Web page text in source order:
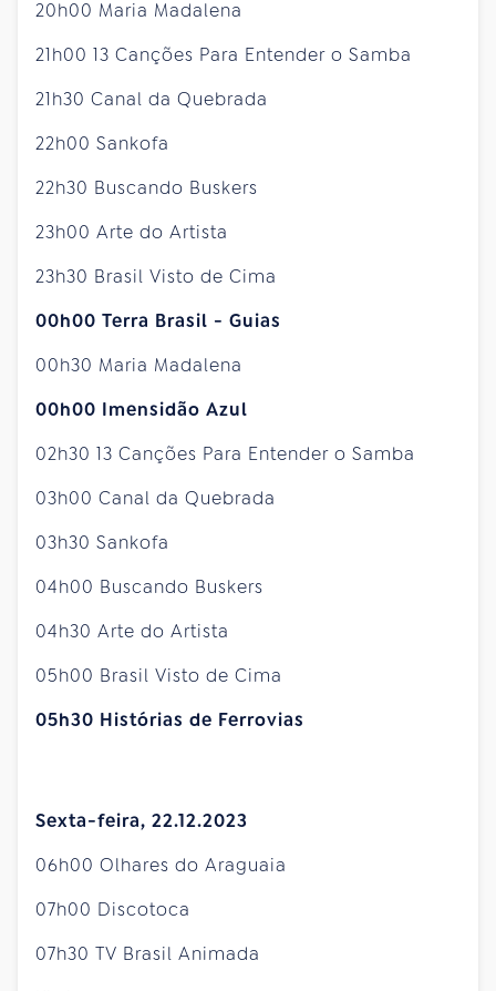
20h00 Maria Madalena
21h00 13 Canções Para Entender o Samba
21h30 Canal da Quebrada
22h00 Sankofa
22h30 Buscando Buskers
23h00 Arte do Artista
23h30 Brasil Visto de Cima
00h00 Terra Brasil - Guias
00h30 Maria Madalena
00h00 Imensidão Azul
02h30 13 Canções Para Entender o Samba
03h00 Canal da Quebrada
03h30 Sankofa
04h00 Buscando Buskers
04h30 Arte do Artista
05h00 Brasil Visto de Cima
05h30 Histórias de Ferrovias
Sexta-feira, 22.12.2023
06h00 Olhares do Araguaia
07h00 Discotoca
07h30 TV Brasil Animada